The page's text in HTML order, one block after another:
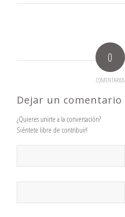
0
COMENTARIOS
Dejar un comentario
¿Quieres unirte a la conversación?
Siéntete libre de contribuir!